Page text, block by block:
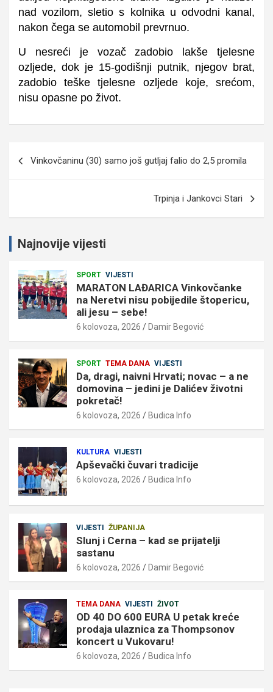
nad vozilom, sletio s kolnika u odvodni kanal,
nakon čega se automobil prevrnuo.
U nesreći je vozač zadobio lakše tjelesne
ozljede, dok je 15-godišnji putnik, njegov brat,
zadobio teške tjelesne ozljede koje, srećom,
nisu opasne po život.
Vinkovčaninu (30) samo još gutljaj falio do 2,5 promila
Trpinja i Jankovci Stari
Najnovije vijesti
SPORT VIJESTI
MARATON LAĐARICA Vinkovčanke
na Neretvi nisu pobijedile štopericu,
ali jesu – sebe!
6 kolovoza, 2026 Damir Begović
SPORT TEMA DANA VIJESTI
Da, dragi, naivni Hrvati; novac – a ne
domovina – jedini je Dalićev životni
pokretač!
6 kolovoza, 2026 Budica Info
KULTURA VIJESTI
Apševački čuvari tradicije
6 kolovoza, 2026 Budica Info
VIJESTI ŽUPANIJA
Slunj i Cerna – kad se prijatelji
sastanu
6 kolovoza, 2026 Damir Begović
TEMA DANA VIJESTI ŽIVOT
OD 40 DO 600 EURA U petak kreće
prodaja ulaznica za Thompsonov
koncert u Vukovaru!
6 kolovoza, 2026 Budica Info